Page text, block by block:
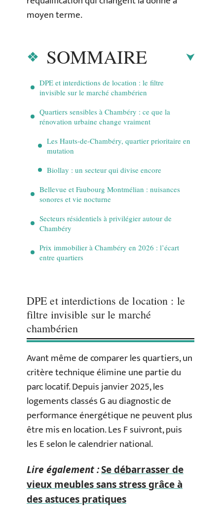
moyen terme.
SOMMAIRE
DPE et interdictions de location : le filtre
invisible sur le marché chambérien
Quartiers sensibles à Chambéry : ce que la
rénovation urbaine change vraiment
Les Hauts-de-Chambéry, quartier prioritaire en
mutation
Biollay : un secteur qui divise encore
Bellevue et Faubourg Montmélian : nuisances
sonores et vie nocturne
Secteurs résidentiels à privilégier autour de
Chambéry
Prix immobilier à Chambéry en 2026 : l’écart
entre quartiers
DPE et interdictions de location : le
filtre invisible sur le marché
chambérien
Avant même de comparer les quartiers, un
critère technique élimine une partie du
parc locatif. Depuis janvier 2025, les
logements classés G au diagnostic de
performance énergétique ne peuvent plus
être mis en location. Les F suivront, puis
les E selon le calendrier national.
Lire également :Se débarrasser de
vieux meubles sans stress grâce à
des astuces pratiques